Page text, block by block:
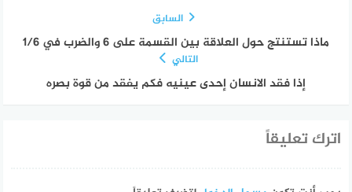
السابق
ماذا تستنتج حول العلاقة بين القسمة على 6 والضرب في 1/6
التالي
إذا فقد الانسان إحدى عينيه فكم يفقد من قوة بصره
اترك تعليقاً